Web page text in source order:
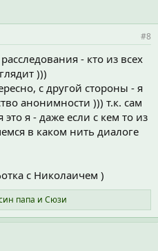
#8
- кто из всех
)))
с другой стороны - я
анонимности ))) т.к. сам
я - даже если с кем то из
в каком нить диалоге
с Николаичем )
папа и Сюзи